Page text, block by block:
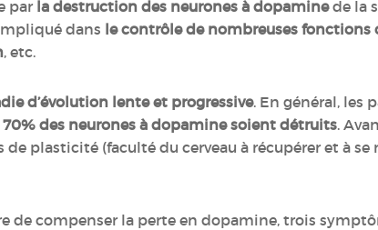
par la destruction des neurones à dopaminede la
dans le contrôle de nombreuses
, etc.
d’évolution lente et progressive. En général, les
70% des neurones à dopamine soient détruits.
de plasticité (faculté du cerveau à récupérer et à
de compenser la perte en dopamine, trois